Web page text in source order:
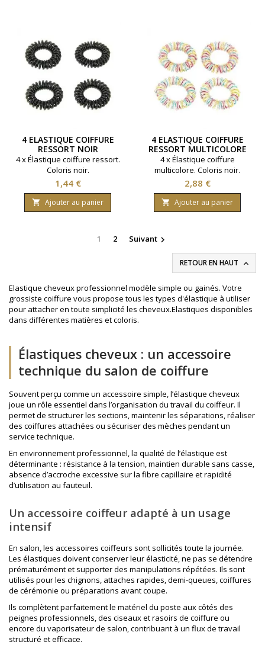
4 ELASTIQUE COIFFURE
RESSORT NOIR
4 x Élastique coiffure ressort.
Coloris noir.
Prix
1,44 €
 Ajouter au panier
4 ELASTIQUE COIFFURE
RESSORT MULTICOLORE
4 x Élastique coiffure
multicolore. Coloris noir.
Prix
2,88 €
 Ajouter au panier
1 2 Suivant 
RETOUR EN HAUT 
Elastique cheveux professionnel modèle simple ou gainés. Votre
grossiste coiffure vous propose tous les types d'élastique à utiliser
pour attacher en toute simplicité les cheveux.Elastiques disponibles
dans différentes matières et coloris.
Élastiques cheveux : un accessoire
technique du salon de coiffure
Souvent perçu comme un accessoire simple, l’élastique cheveux
joue un rôle essentiel dans l’organisation du travail du coiffeur. Il
permet de structurer les sections, maintenir les séparations, réaliser
des coiffures attachées ou sécuriser des mèches pendant un
service technique.
En environnement professionnel, la qualité de l’élastique est
déterminante : résistance à la tension, maintien durable sans casse,
absence d’accroche excessive sur la fibre capillaire et rapidité
d’utilisation au fauteuil.
Un accessoire coiffeur adapté à un usage
intensif
En salon, les accessoires coiffeurs sont sollicités toute la journée.
Les élastiques doivent conserver leur élasticité, ne pas se détendre
prématurément et supporter des manipulations répétées. Ils sont
utilisés pour les chignons, attaches rapides, demi-queues, coiffures
de cérémonie ou préparations avant coupe.
Ils complètent parfaitement le matériel du poste aux côtés des
peignes professionnels, des ciseaux et rasoirs de coiffure ou
encore du vaporisateur de salon, contribuant à un flux de travail
structuré et efficace.